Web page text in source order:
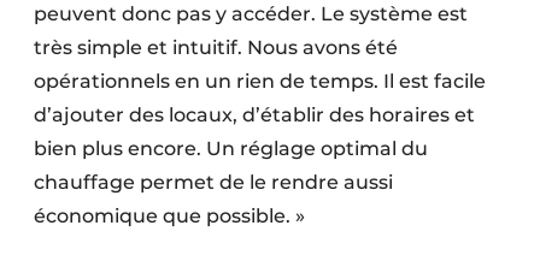
peuvent donc pas y accéder. Le système est
très simple et intuitif. Nous avons été
opérationnels en un rien de temps. Il est facile
d’ajouter des locaux, d’établir des horaires et
bien plus encore. Un réglage optimal du
chauffage permet de le rendre aussi
économique que possible. »